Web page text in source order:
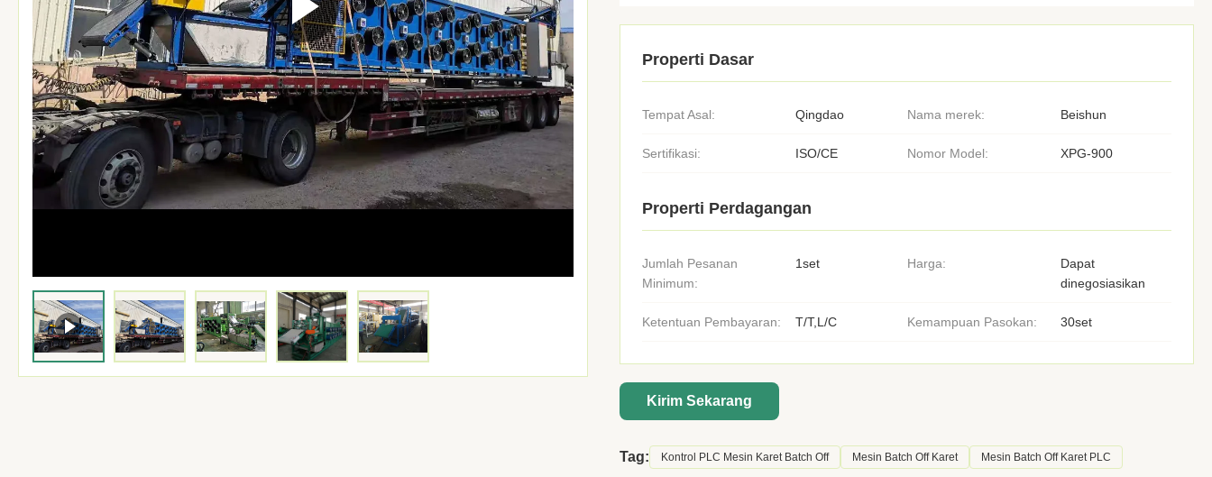
Properti Dasar
Tempat Asal: Qingdao Nama merek: Beishun
Sertifikasi: ISO/CE Nomor Model: XPG-900
Properti Perdagangan
Jumlah Pesanan
Minimum:
1set Harga:
Dapat
dinegosiasikan
Ketentuan Pembayaran: T/T,L/C Kemampuan Pasokan: 30set
Kirim Sekarang
Tag: Kontrol PLC Mesin Karet Batch Off Mesin Batch Off Karet Mesin Batch Off Karet PLC